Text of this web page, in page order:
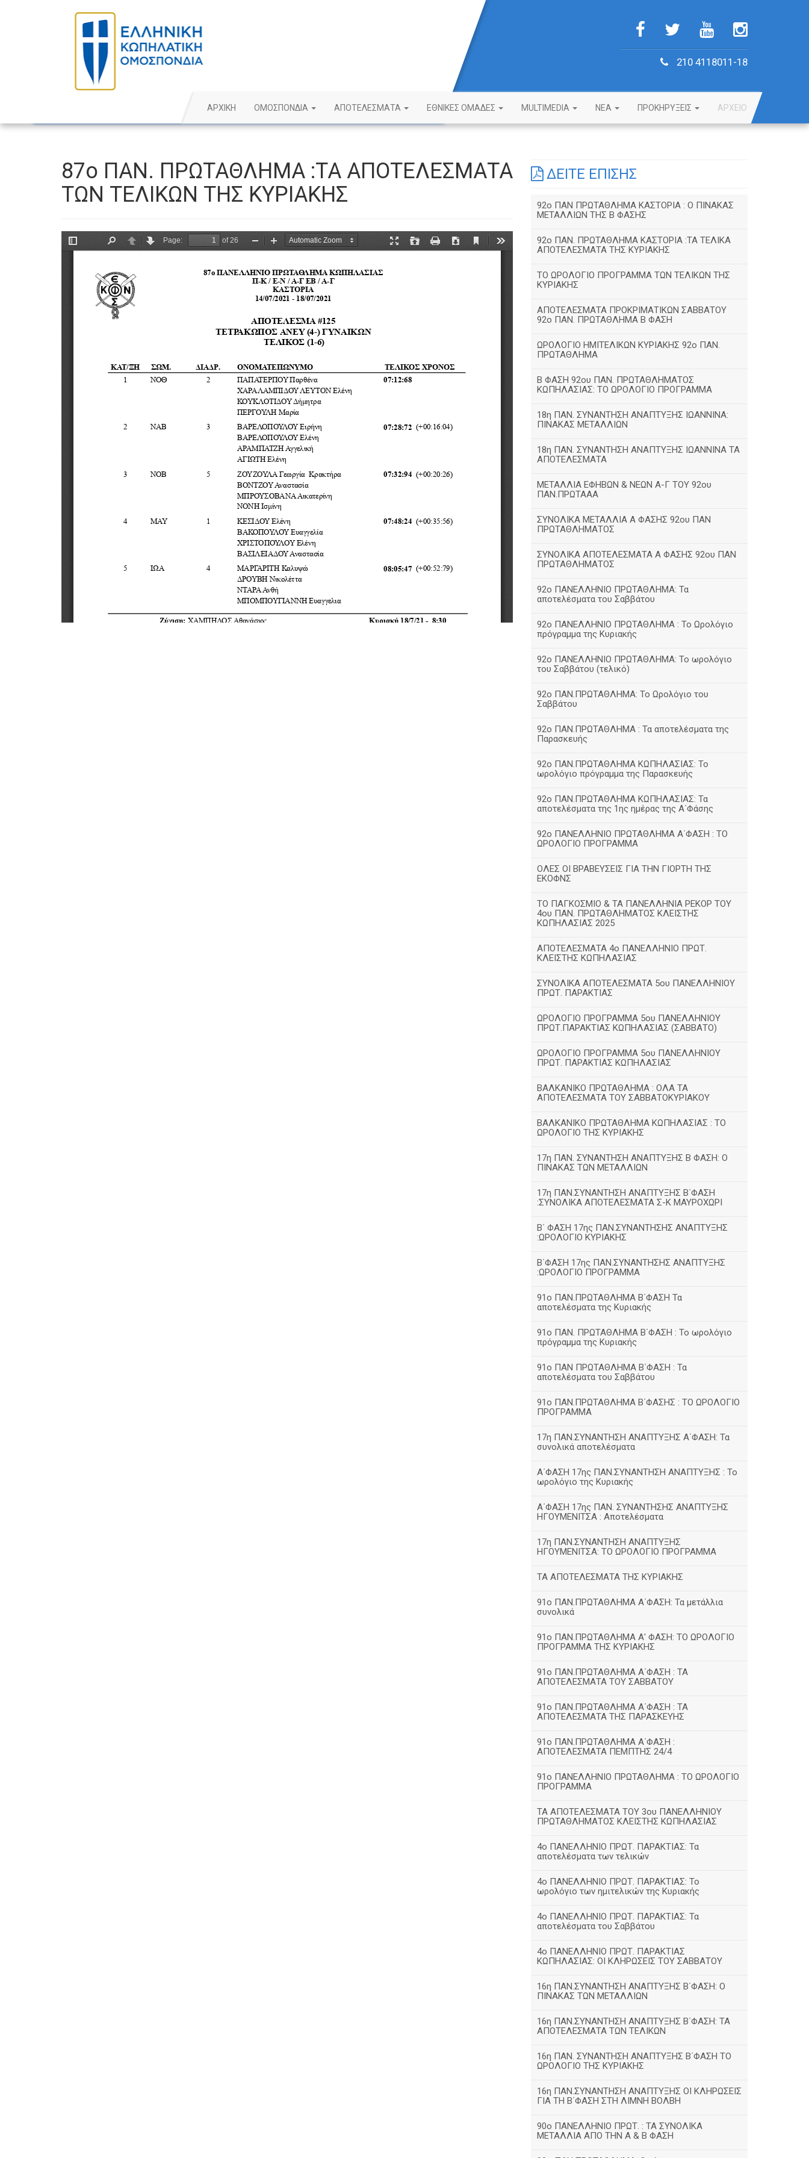
210 4118011-18
ΑΡΧΙΚΗ ΟΜΟΣΠΟΝΔΙΑ ΑΠΟΤΕΛΕΣΜΑΤΑ ΕΘΝΙΚΕΣ ΟΜΑΔΕΣ MULTIMEDIA NEA ΠΡΟΚΗΡΥΞΕΙΣ ΑΡΧΕΙΟ
87ο ΠΑΝ. ΠΡΩΤΑΘΛΗΜΑ :ΤΑ ΑΠΟΤΕΛΕΣΜΑΤΑ
ΤΩΝ ΤΕΛΙΚΩΝ ΤΗΣ ΚΥΡΙΑΚΗΣ
ΔΕΙΤΕ ΕΠΙΣΗΣ
92o ΠΑΝ ΠΡΩΤΑΘΛΗΜΑ ΚΑΣΤΟΡΙΑ : Ο ΠΙΝΑΚΑΣ
ΜΕΤΑΛΛΙΩΝ ΤΗΣ Β ΦΑΣΗΣ
92ο ΠΑΝ. ΠΡΩΤΑΘΛΗΜΑ ΚΑΣΤΟΡΙΑ :ΤΑ ΤΕΛΙΚΑ
ΑΠΟΤΕΛΕΣΜΑΤΑ ΤΗΣ ΚΥΡΙΑΚΗΣ
ΤΟ ΩΡΟΛΟΓΙΟ ΠΡΟΓΡΑΜΜΑ ΤΩΝ ΤΕΛΙΚΩΝ ΤΗΣ
ΚΥΡΙΑΚΗΣ
ΑΠΟΤΕΛΕΣΜΑΤΑ ΠΡΟΚΡΙΜΑΤΙΚΩΝ ΣΑΒΒΑΤΟΥ
92o ΠΑΝ. ΠΡΩΤΑΘΛΗΜΑ Β ΦΑΣΗ
ΩΡΟΛΟΓΙΟ ΗΜΙΤΕΛΙΚΩΝ ΚΥΡΙΑΚΗΣ 92ο ΠΑΝ.
ΠΡΩΤΑΘΛΗΜΑ
Β ΦΑΣΗ 92ου ΠΑΝ. ΠΡΩΤΑΘΛΗΜΑΤΟΣ
ΚΩΠΗΛΑΣΙΑΣ: ΤΟ ΩΡΟΛΟΓΙΟ ΠΡΟΓΡΑΜΜΑ
18η ΠΑΝ. ΣΥΝΑΝΤΗΣΗ ΑΝΑΠΤΥΞΗΣ ΙΩΑΝΝΙΝΑ:
ΠΙΝΑΚΑΣ ΜΕΤΑΛΛΙΩΝ
18η ΠΑΝ. ΣΥΝΑΝΤΗΣΗ ΑΝΑΠΤΥΞΗΣ ΙΩΑΝΝΙΝΑ ΤΑ
ΑΠΟΤΕΛΕΣΜΑΤΑ
ΜΕΤΑΛΛΙΑ ΕΦΗΒΩΝ & ΝΕΩΝ Α-Γ ΤΟΥ 92ου
ΠΑΝ.ΠΡΩΤΑΑΑ
ΣΥΝΟΛΙΚΑ ΜΕΤΑΛΛΙΑ Α ΦΑΣΗΣ 92ου ΠΑΝ
ΠΡΩΤΑΘΛΗΜΑΤΟΣ
ΣΥΝΟΛΙΚΑ ΑΠΟΤΕΛΕΣΜΑΤΑ Α ΦΑΣΗΣ 92ου ΠΑΝ
ΠΡΩΤΑΘΛΗΜΑΤΟΣ
92ο ΠΑΝΕΛΛΗΝΙΟ ΠΡΩΤΑΘΛΗΜΑ: Τα
αποτελέσματα του Σαββάτου
92ο ΠΑΝΕΛΛΗΝΙΟ ΠΡΩΤΑΘΛΗΜΑ : Το Ωρολόγιο
πρόγραμμα της Κυριακής
92ο ΠΑΝΕΛΛΗΝΙΟ ΠΡΩΤΑΘΛΗΜΑ: Το ωρολόγιο
του Σαββάτου (τελικό)
92ο ΠΑΝ.ΠΡΩΤΑΘΛΗΜΑ: Το Ωρολόγιο του
Σαββάτου
92ο ΠΑΝ.ΠΡΩΤΑΘΛΗΜΑ : Τα αποτελέσματα της
Παρασκευής
92o ΠΑΝ.ΠΡΩΤΑΘΛΗΜΑ ΚΩΠΗΛΑΣΙΑΣ: Το
ωρολόγιο πρόγραμμα της Παρασκευής
92ο ΠΑΝ.ΠΡΩΤΑΘΛΗΜΑ ΚΩΠΗΛΑΣΙΑΣ: Τα
αποτελέσματα της 1ης ημέρας της Α΄Φάσης
92ο ΠΑΝΕΛΛΗΝΙΟ ΠΡΩΤΑΘΛΗΜΑ Α΄ΦΑΣΗ : ΤΟ
ΩΡΟΛΟΓΙΟ ΠΡΟΓΡΑΜΜΑ
ΟΛΕΣ ΟΙ ΒΡΑΒΕΥΣΕΙΣ ΓΙΑ ΤΗΝ ΓΙΟΡΤΗ ΤΗΣ
ΕΚΟΦΝΣ
TΟ ΠΑΓΚΟΣΜΙΟ & ΤΑ ΠΑΝΕΛΛΗΝΙΑ ΡΕΚΟΡ ΤΟΥ
4ου ΠΑΝ. ΠΡΩΤΑΘΛΗΜΑΤΟΣ ΚΛΕΙΣΤΗΣ
ΚΩΠΗΛΑΣΙΑΣ 2025
ΑΠΟΤΕΛΕΣΜΑΤΑ 4ο ΠΑΝΕΛΛΗΝΙΟ ΠΡΩΤ.
ΚΛΕΙΣΤΗΣ ΚΩΠΗΛΑΣΙΑΣ
ΣΥΝΟΛΙΚΑ ΑΠΟΤΕΛΕΣΜΑΤΑ 5ου ΠΑΝΕΛΛΗΝΙΟΥ
ΠΡΩΤ. ΠΑΡΑΚΤΙΑΣ
ΩΡΟΛΟΓΙΟ ΠΡΟΓΡΑΜΜΑ 5ου ΠΑΝΕΛΛΗΝΙΟΥ
ΠΡΩΤ.ΠΑΡΑΚΤΙΑΣ ΚΩΠΗΛΑΣΙΑΣ (ΣΑΒΒΑΤΟ)
ΩΡΟΛΟΓΙΟ ΠΡΟΓΡΑΜΜΑ 5ου ΠΑΝΕΛΛΗΝΙΟΥ
ΠΡΩΤ. ΠΑΡΑΚΤΙΑΣ ΚΩΠΗΛΑΣΙΑΣ
ΒΑΛΚΑΝΙΚΟ ΠΡΩΤΑΘΛΗΜΑ : ΟΛΑ ΤΑ
ΑΠΟΤΕΛΕΣΜΑΤΑ ΤΟΥ ΣΑΒΒΑΤΟΚΥΡΙΑΚΟΥ
ΒΑΛΚΑΝΙΚΟ ΠΡΩΤΑΘΛΗΜΑ ΚΩΠΗΛΑΣΙΑΣ : ΤΟ
ΩΡΟΛΟΓΙΟ ΤΗΣ ΚΥΡΙΑΚΗΣ
17η ΠΑΝ. ΣΥΝΑΝΤΗΣΗ ΑΝΑΠΤΥΞΗΣ Β ΦΑΣΗ: Ο
ΠΙΝΑΚΑΣ ΤΩΝ ΜΕΤΑΛΛΙΩΝ
17η ΠΑΝ.ΣΥΝΑΝΤΗΣΗ ΑΝΑΠΤΥΞΗΣ Β΄ΦΑΣΗ
:ΣΥΝΟΛΙΚΑ ΑΠΟΤΕΛΕΣΜΑΤΑ Σ-Κ ΜΑΥΡΟΧΩΡΙ
B΄ ΦΑΣΗ 17ης ΠΑΝ.ΣΥΝΑΝΤΗΣΗΣ ΑΝΑΠΤΥΞΗΣ
:ΩΡΟΛΟΓΙΟ ΚΥΡΙΑΚΗΣ
Β΄ΦΑΣΗ 17ης ΠΑΝ.ΣΥΝΑΝΤΗΣΗΣ ΑΝΑΠΤΥΞΗΣ
:ΩΡΟΛΟΓΙΟ ΠΡΟΓΡΑΜΜΑ
91ο ΠΑΝ.ΠΡΩΤΑΘΛΗΜΑ Β΄ΦΑΣΗ Τα
αποτελέσματα της Κυριακής
91ο ΠΑΝ. ΠΡΩΤΑΘΛΗΜΑ Β΄ΦΑΣΗ : Το ωρολόγιο
πρόγραμμα της Κυριακής
91ο ΠΑΝ ΠΡΩΤΑΘΛΗΜΑ Β΄ΦΑΣΗ : Τα
αποτελέσματα του Σαββάτου
91ο ΠΑΝ.ΠΡΩΤΑΘΛΗΜΑ Β΄ΦΑΣΗΣ : ΤΟ ΩΡΟΛΟΓΙΟ
ΠΡΟΓΡΑΜΜΑ
17η ΠΑΝ.ΣΥΝΑΝΤΗΣΗ ΑΝΑΠΤΥΞΗΣ Α΄ΦΑΣΗ: Τα
συνολικά αποτελέσματα
Α΄ΦΑΣΗ 17ης ΠΑΝ.ΣΥΝΑΝΤΗΣΗ ΑΝΑΠΤΥΞΗΣ : Το
ωρολόγιο της Κυριακής
Α΄ΦΑΣΗ 17ης ΠΑΝ. ΣΥΝΑΝΤΗΣΗΣ ΑΝΑΠΤΥΞΗΣ
ΗΓΟΥΜΕΝΙΤΣΑ : Αποτελέσματα
17η ΠΑΝ.ΣΥΝΑΝΤΗΣΗ ΑΝΑΠΤΥΞΗΣ
ΗΓΟΥΜΕΝΙΤΣΑ: ΤΟ ΩΡΟΛΟΓΙΟ ΠΡΟΓΡΑΜΜΑ
ΤΑ ΑΠΟΤΕΛΕΣΜΑΤΑ ΤΗΣ ΚΥΡΙΑΚΗΣ
91ο ΠΑΝ.ΠΡΩΤΑΘΛΗΜΑ Α΄ΦΑΣΗ: Τα μετάλλια
συνολικά
91ο ΠΑΝ.ΠΡΩΤΑΘΛΗΜΑ Α' ΦΑΣΗ: ΤΟ ΩΡΟΛΟΓΙΟ
ΠΡΟΓΡΑΜΜΑ ΤΗΣ ΚΥΡΙΑΚΗΣ
91ο ΠΑΝ.ΠΡΩΤΑΘΛΗΜΑ Α΄ΦΑΣΗ : ΤΑ
ΑΠΟΤΕΛΕΣΜΑΤΑ ΤΟΥ ΣΑΒΒΑΤΟΥ
91ο ΠΑΝ.ΠΡΩΤΑΘΛΗΜΑ Α΄ΦΑΣΗ : ΤΑ
ΑΠΟΤΕΛΕΣΜΑΤΑ ΤΗΣ ΠΑΡΑΣΚΕΥΗΣ
91ο ΠΑΝ.ΠΡΩΤΑΘΛΗΜΑ Α΄ΦΑΣΗ :
ΑΠΟΤΕΛΕΣΜΑΤΑ ΠΕΜΠΤΗΣ 24/4
91ο ΠΑΝΕΛΛΗΝΙΟ ΠΡΩΤΑΘΛΗΜΑ : ΤΟ ΩΡΟΛΟΓΙΟ
ΠΡΟΓΡΑΜΜΑ
ΤΑ ΑΠΟΤΕΛΕΣΜΑΤΑ ΤΟΥ 3ου ΠΑΝΕΛΛΗΝΙΟΥ
ΠΡΩΤΑΘΛΗΜΑΤΟΣ ΚΛΕΙΣΤΗΣ ΚΩΠΗΛΑΣΙΑΣ
4ο ΠΑΝΕΛΛΗΝΙΟ ΠΡΩΤ. ΠΑΡΑΚΤΙΑΣ: Τα
αποτελέσματα των τελικών
4ο ΠΑΝΕΛΛΗΝΙΟ ΠΡΩΤ. ΠΑΡΑΚΤΙΑΣ: Το
ωρολόγιο των ημιτελικών της Κυριακής
4ο ΠΑΝΕΛΛΗΝΙΟ ΠΡΩΤ. ΠΑΡΑΚΤΙΑΣ: Τα
αποτελέσματα του Σαββάτου
4ο ΠΑΝΕΛΛΗΝΙΟ ΠΡΩΤ. ΠΑΡΑΚΤΙΑΣ
ΚΩΠΗΛΑΣΙΑΣ: ΟΙ ΚΛΗΡΩΣΕΙΣ ΤΟΥ ΣΑΒΒΑΤΟΥ
16η ΠΑΝ.ΣΥΝΑΝΤΗΣΗ ΑΝΑΠΤΥΞΗΣ Β΄ΦΑΣΗ: Ο
ΠΙΝΑΚΑΣ ΤΩΝ ΜΕΤΑΛΛΙΩΝ
16η ΠΑΝ.ΣΥΝΑΝΤΗΣΗ ΑΝΑΠΤΥΞΗΣ Β΄ΦΑΣΗ: ΤΑ
ΑΠΟΤΕΛΕΣΜΑΤΑ ΤΩΝ ΤΕΛΙΚΩΝ
16η ΠΑΝ. ΣΥΝΑΝΤΗΣΗ ΑΝΑΠΤΥΞΗΣ Β΄ΦΑΣΗ ΤΟ
ΩΡΟΛΟΓΙΟ ΤΗΣ ΚΥΡΙΑΚΗΣ
16η ΠΑΝ.ΣΥΝΑΝΤΗΣΗ ΑΝΑΠΤΥΞΗΣ ΟΙ ΚΛΗΡΩΣΕΙΣ
ΓΙΑ ΤΗ Β΄ΦΑΣΗ ΣΤΗ ΛΙΜΝΗ ΒΟΛΒΗ
90ο ΠΑΝΕΛΛΗΝΙΟ ΠΡΩΤ. : ΤΑ ΣΥΝΟΛΙΚΑ
ΜΕΤΑΛΛΙΑ ΑΠΟ ΤΗΝ Α & Β ΦΑΣΗ